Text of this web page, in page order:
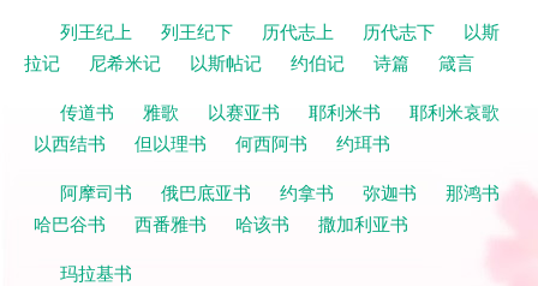
列王纪上
列王纪下 历代志上 历代志下
以斯
拉记
尼希米记 以斯帖记 约伯记 诗篇
箴言
传道书
雅歌 以赛亚书 耶利米书
耶利米哀歌
以西结书
但以理书 何西阿书
约珥书
阿摩司书
俄巴底亚书 约拿书 弥迦书
那鸿书
哈巴谷书
西番雅书 哈该书
撒加利亚书
玛拉基书